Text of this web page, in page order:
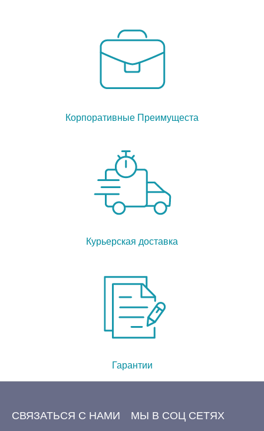
Корпоративные Преимущеста
Курьерская доставка
Гарантии
СВЯЗАТЬСЯ С НАМИ МЫ В СОЦ СЕТЯХ